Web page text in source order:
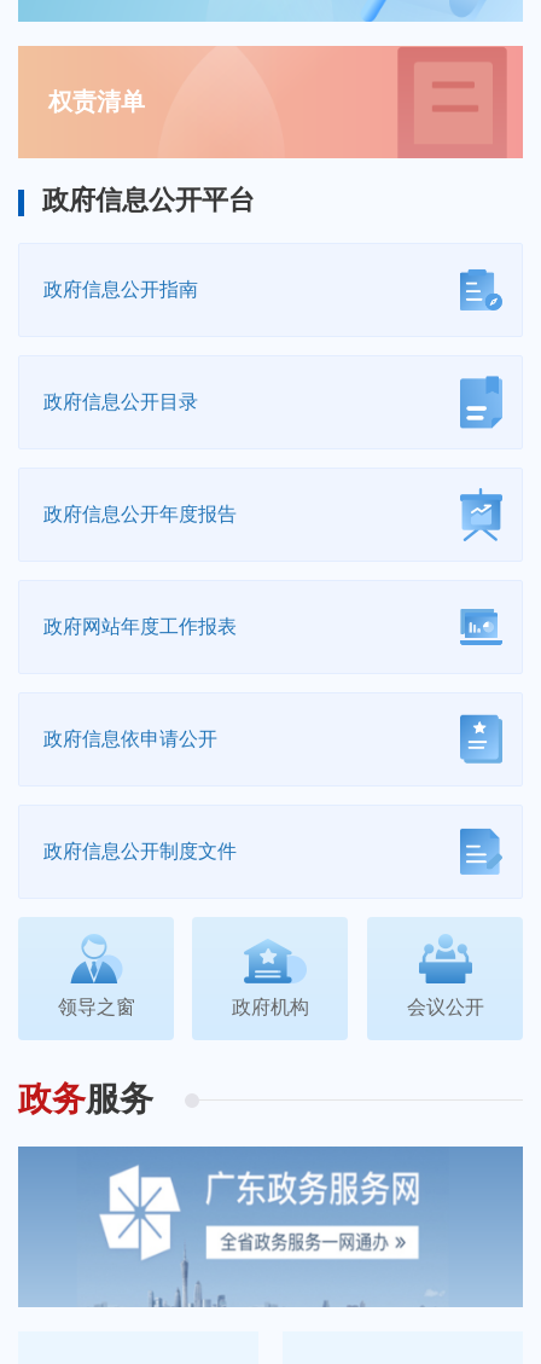
权责清单
政府信息公开平台
政府信息公开指南
政府信息公开目录
政府信息公开年度报告
政府网站年度工作报表
政府信息依申请公开
政府信息公开制度文件
领导之窗 政府机构 会议公开
政务服务